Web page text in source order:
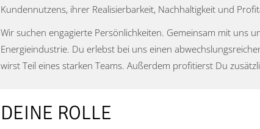
Kundennutzens, ihrer Realisierbarkeit, Nachhaltigkeit und
Wir suchen engagierte Persönlichkeiten. Gemeinsam mit
Energieindustrie. Du erlebst bei uns einen
wirst Teil eines starken Teams. Außerdem profitierst Du
DEINE ROLLE